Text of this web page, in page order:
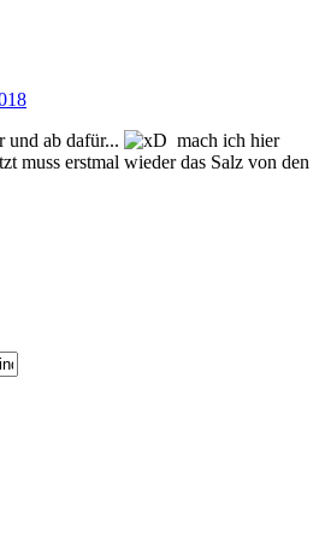
und ab dafür...
mach ich hier
muss erstmal wieder das Salz von den